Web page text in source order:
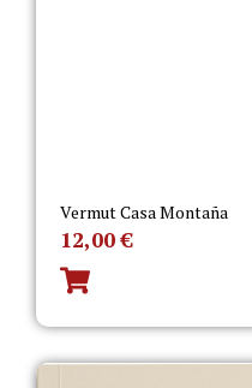
Vermut Casa Montaña
12,00€